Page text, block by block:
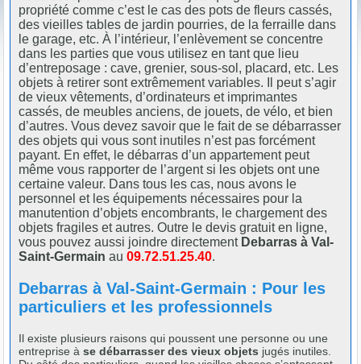
propriété comme c’est le cas des pots de fleurs cassés,
des vieilles tables de jardin pourries, de la ferraille dans
le garage, etc. À l’intérieur, l’enlèvement se concentre
dans les parties que vous utilisez en tant que lieu
d’entreposage : cave, grenier, sous-sol, placard, etc. Les
objets à retirer sont extrêmement variables. Il peut s’agir
de vieux vêtements, d’ordinateurs et imprimantes
cassés, de meubles anciens, de jouets, de vélo, et bien
d’autres. Vous devez savoir que le fait de se débarrasser
des objets qui vous sont inutiles n’est pas forcément
payant. En effet, le débarras d’un appartement peut
même vous rapporter de l’argent si les objets ont une
certaine valeur. Dans tous les cas, nous avons le
personnel et les équipements nécessaires pour la
manutention d’objets encombrants, le chargement des
objets fragiles et autres. Outre le devis gratuit en ligne,
vous pouvez aussi joindre directement Debarras à Val-
Saint-Germainau09.72.51.25.40.
Debarras à Val-Saint-Germain : Pour les
particuliers et les professionnels
Il existe plusieurs raisons qui poussent une personne ou une
entreprise àse débarrasser des vieux objets jugés inutiles.